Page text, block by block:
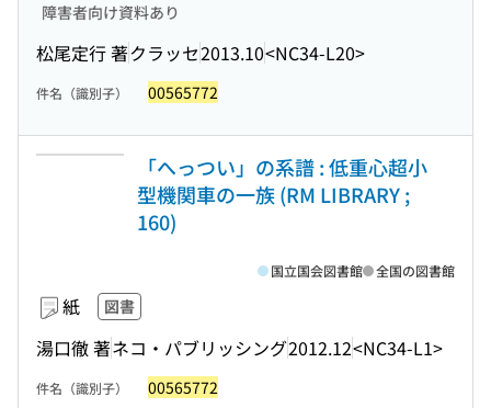
障害者向け資料あり
松尾定行 著クラッセ2013.10<NC34-L20>
件名（識別子） 00565772
「へっつい」の系譜 : 低重心超小
型機関車の一族 (RM LIBRARY ;
160)
紙 図書
湯口徹 著ネコ・パブリッシング2012.12<NC34-L1>
国立国会図書館 全国の図書館
件名（識別子） 00565772